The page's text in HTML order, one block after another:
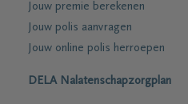
Jouw premie berekenen
Jouw polis aanvragen
Jouw online polis herroepen
DELA Nalatenschapzorgplan